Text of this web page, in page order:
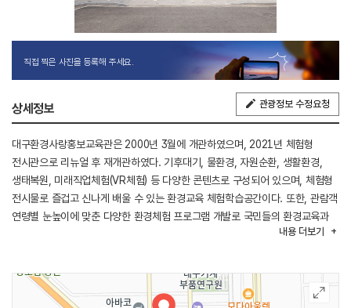
직접 찍은 사진을 등록해 주세요.
상세정보 관광정보 수정요청
대구환경사랑홍보교육관은 2000년 3월에 개관하였으며, 2021년 체험형
전시관으로 리뉴얼 후 재개관하였다. 기후대기, 물환경, 자원순환, 생활환경,
생태복원, 미래직업체험(VR체험) 등 다양한 콘텐츠로 구성되어 있으며, 체험형
전시물로 즐겁고 신나게 배울 수 있는 환경교육 체험학습공간이다. 또한, 관람객
연령별 눈높이에 맞춘 다양한 환경체험 프로그램 개발로 국민들의 환경교육과
정보에 대한 접근을 용이하게 하여 환경보전의식을 공유하고 생활 속 실천 중심
내용 더보기